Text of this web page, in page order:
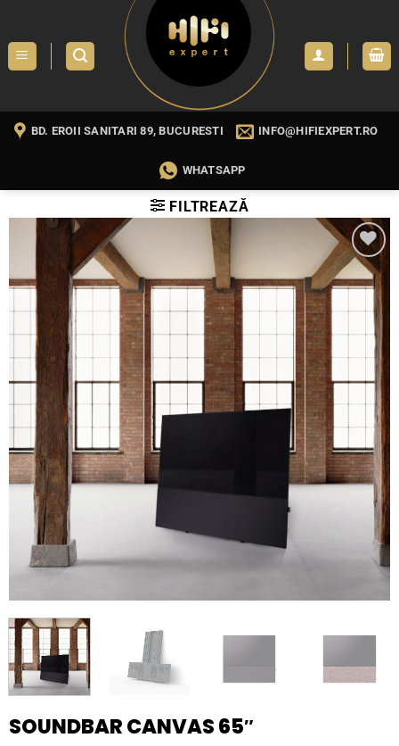
content
BD. EROII SANITARI 89, BUCURESTI INFO@HIFIEXPERT.RO
WHATSAPP
FILTREAZĂ
WISHLIST
SOUNDBAR CANVAS 65″